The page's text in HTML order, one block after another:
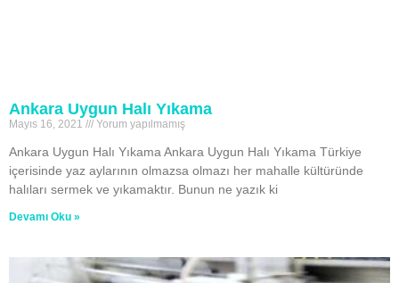
Ankara Uygun Halı Yıkama
Mayıs 16, 2021 Yorum yapılmamış
Ankara Uygun Halı Yıkama Ankara Uygun Halı Yıkama Türkiye
içerisinde yaz aylarının olmazsa olmazı her mahalle kültüründe
halıları sermek ve yıkamaktır. Bunun ne yazık ki
Devamı Oku »